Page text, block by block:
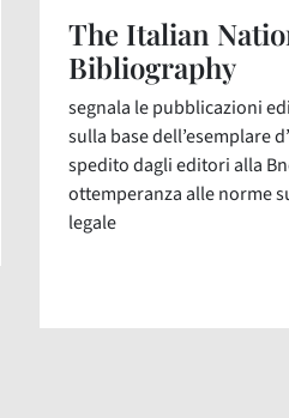
The Italian
Bibliography
segnala le pubblicazioni
sulla base dell’esemplare
spedito dagli editori alla
ottemperanza alle norme
legale